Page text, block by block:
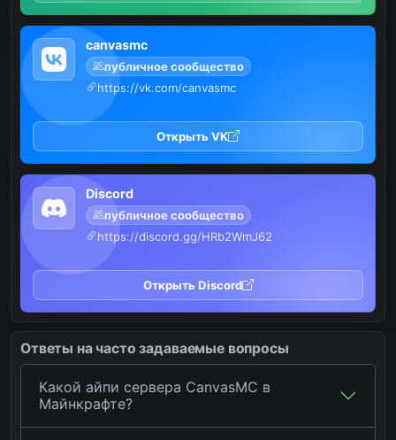
canvasmc
публичное сообщество
https://vk.com/canvasmc
Открыть VK
Discord
публичное сообщество
https://discord.gg/HRb2WmJ62
Открыть Discord
Ответы на часто задаваемые вопросы
Какой айпи сервера CanvasMC в
Майнкрафте?